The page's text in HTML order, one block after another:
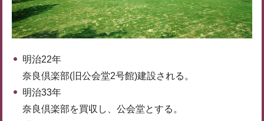
明治22年
奈良倶楽部(旧公会堂2号館)建設される。
明治33年
奈良倶楽部を買収し、公会堂とする。